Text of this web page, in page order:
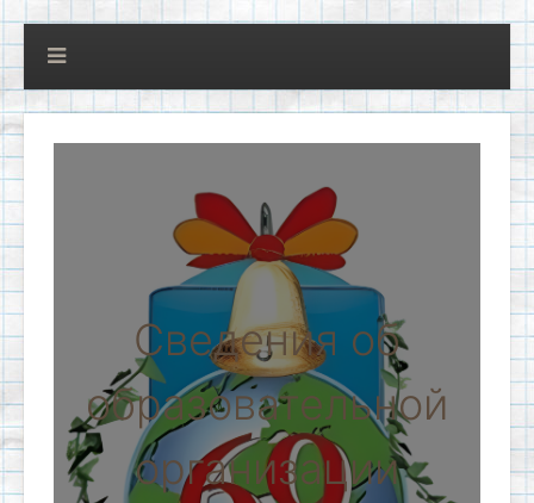
Сведения об
образовательной
организации